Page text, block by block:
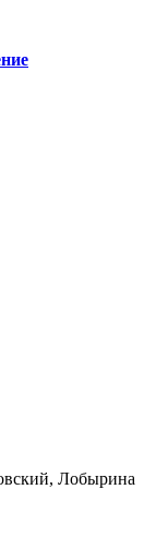
Лобырина